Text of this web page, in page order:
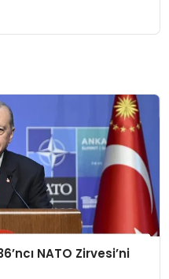
NATO Zirvesi’ni